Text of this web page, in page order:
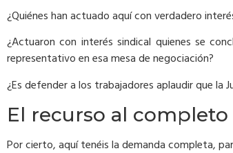
¿Quiénes han actuado aquí con verdadero
¿Actuaron con interés sindical quienes se
representativo en esa mesa de negociación?
¿Es defender a los trabajadores aplaudir que la
El recurso al completo
Por cierto, aquí tenéis la demanda completa,